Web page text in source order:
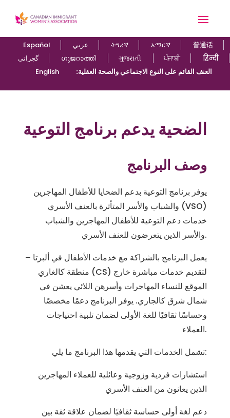
Español عربي ትግሪኛ አማርኛ
普通话
گجراتی
ഗുജറാത്തി ગુજરાતી ਪੰਜਾਬੀ
हिन्दी
English
:العنف القائم على النوع الاجتماعي والصحة العقلية
الضحية يدعم برنامج التوعية
وصف البرنامج
يوفر برنامج التوعية بدعم الضحايا للأطفال المهاجرين
والشباب والأسر المتأثرة بالعنف الأسري (VSO)
خدمات دعم التوعية للأطفال المهاجرين والشباب
والأسر الذين يتعرضون للعنف الأسري.
يعمل البرنامج بالشراكة مع خدمات الأطفال في ألبرتا –
منطقة كالغاري (CS) لتقديم خدمات مباشرة خارج
الموقع للنساء المهاجرات وأسرهن اللائي يعشن في
شمال شرق كالجاري. يوفر البرنامج دعمًا مخصصًا
وحساسًا ثقافيًا للغة الأولى لضمان تلبية احتياجات
العملاء.
تشمل الخدمات التي يقدمها هذا البرنامج ما يلي:
استشارات فردية وزوجية وعائلية للعملاء المهاجرين
الذين يعانون من العنف الأسري
دعم لغة أولى حساسة ثقافيًا لضمان علاقة ثقة بين